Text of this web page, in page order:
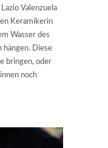
Valenzuela
Keramikerin
Wasser des
hängen. Diese
bringen, oder
noch